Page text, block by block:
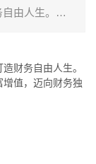
由人生。通
财务自由人生。
值，迈向财务独